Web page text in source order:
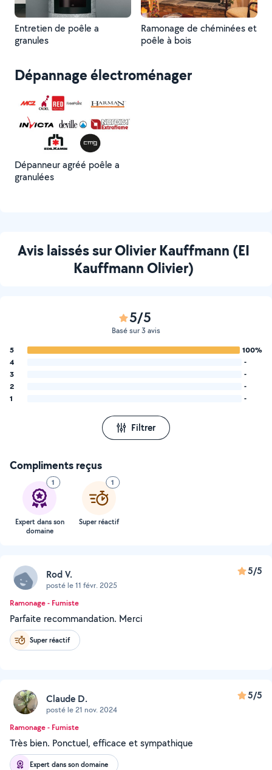
Entretien de poêle a
granules
Ramonage de chéminées et
poêle à bois
Dépannage électroménager
Dépanneur agréé poêle a
granulées
Avis laissés sur Olivier Kauffmann (EI
Kauffmann Olivier)
5/5
Basé sur 3 avis
5
100%
4
-
3
-
2
-
1
-
Filtrer
Compliments reçus
1
Expert dans son
domaine
1
Super réactif
Rod V.
posté le 11 févr. 2025
5/5
Ramonage - Fumiste
Parfaite recommandation. Merci
Super réactif
Claude D.
posté le 21 nov. 2024
5/5
Ramonage - Fumiste
Très bien. Ponctuel, efficace et sympathique
Expert dans son domaine